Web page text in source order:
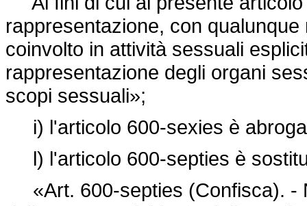
rappresentazione, con
coinvolto in attività sessuali
rappresentazione degli organi
scopi sessuali»;
i) l'articolo 600-sexies è
l) l'articolo 600-septies è
«Art. 600-septies (Confisca). -